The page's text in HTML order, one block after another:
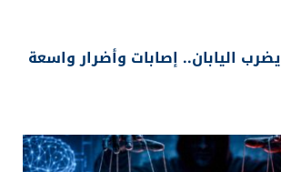
زلزال بقوة 7.1 يضرب اليابان.. إصابات وأضرار واسعة